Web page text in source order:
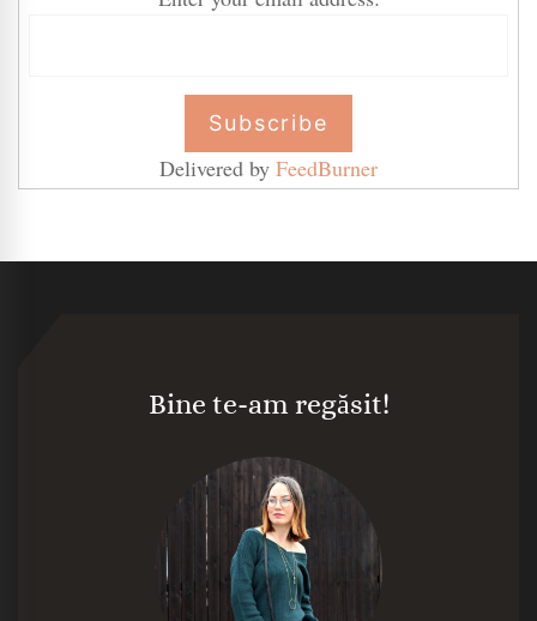
Delivered by FeedBurner
Bine te-am regăsit!